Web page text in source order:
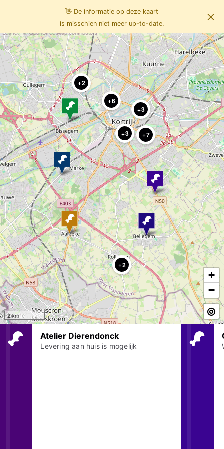
👋 De informatie op deze kaart
is misschien niet meer up-to-date.
×
Boodschappen doen
2
6
3
2
7
3
+
−
2 km
Leaflet| ©OpenStreetMapcontributors
Atelier Dierendonck
Levering aan huis is mogelijk